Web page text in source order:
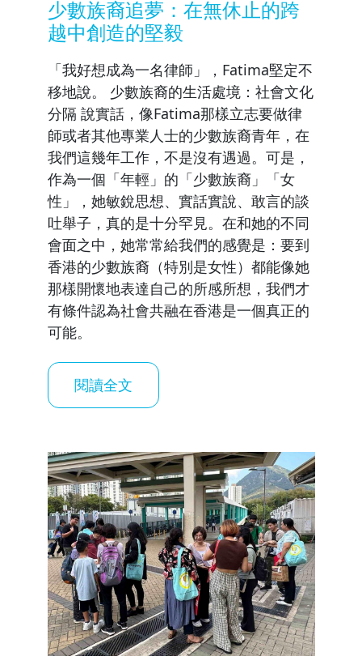
少數族裔追夢：在無休止的跨
越中創造的堅毅
「我好想成為一名律師」，Fatima堅定不
移地說。 少數族裔的生活處境：社會文化
分隔 說實話，像Fatima那樣立志要做律
師或者其他專業人士的少數族裔青年，在
我們這幾年工作，不是沒有遇過。可是，
作為一個「年輕」的「少數族裔」「女
性」，她敏銳思想、實話實說、敢言的談
吐舉子，真的是十分罕見。在和她的不同
會面之中，她常常給我們的感覺是：要到
香港的少數族裔（特別是女性）都能像她
那樣開懷地表達自己的所感所想，我們才
有條件認為社會共融在香港是一個真正的
可能。
閱讀全文